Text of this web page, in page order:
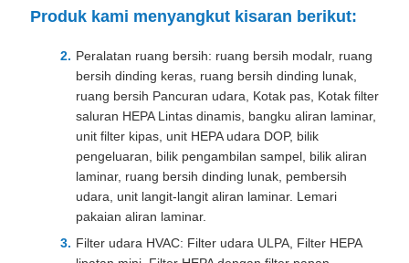
PABRIK
KONTROL
KUALITAS
HUBUNGI
Produk kami menyangkut kisaran berikut:
Peralatan ruang bersih: ruang bersih modalr, ruang
bersih dinding keras, ruang bersih dinding lunak,
ruang bersih Pancuran udara, Kotak pas, Kotak filter
saluran HEPA Lintas dinamis, bangku aliran laminar,
unit filter kipas, unit HEPA udara DOP, bilik
pengeluaran, bilik pengambilan sampel, bilik aliran
laminar, ruang bersih dinding lunak, pembersih
udara, unit langit-langit aliran laminar. Lemari
pakaian aliran laminar.
Filter udara HVAC: Filter udara ULPA, Filter HEPA